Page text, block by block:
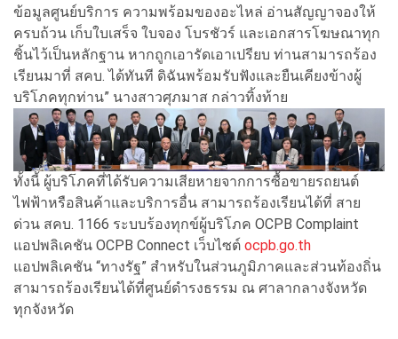
ข้อมูลศูนย์บริการ ความพร้อมของอะไหล่ อ่านสัญญาจองให้
ครบถ้วน เก็บใบเสร็จ ใบจอง โบรชัวร์ และเอกสารโฆษณาทุก
ชิ้นไว้เป็นหลักฐาน หากถูกเอารัดเอาเปรียบ ท่านสามารถร้อง
เรียนมาที่ สคบ. ได้ทันที ดิฉันพร้อมรับฟังและยืนเคียงข้างผู้
บริโภคทุกท่าน” นางสาวศุภมาส กล่าวทิ้งท้าย
ทั้งนี้ ผู้บริโภคที่ได้รับความเสียหายจากการซื้อขายรถยนต์
ไฟฟ้าหรือสินค้าและบริการอื่น สามารถร้องเรียนได้ที่ สาย
ด่วน สคบ. 1166 ระบบร้องทุกข์ผู้บริโภค OCPB Complaint
แอปพลิเคชัน OCPB Connect เว็บไซต์ ocpb.go.th
แอปพลิเคชัน “ทางรัฐ” สำหรับในส่วนภูมิภาคและส่วนท้องถิ่น
สามารถร้องเรียนได้ที่ศูนย์ดำรงธรรม ณ ศาลากลางจังหวัด
ทุกจังหวัด